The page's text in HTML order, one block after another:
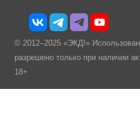
© 2012–2025 «ЭКД!»
разрешено только при наличии
18+